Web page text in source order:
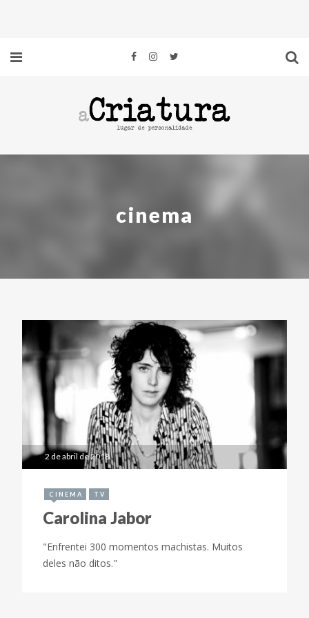
cinema
2 de abril de 2018
CINEMA TV
Carolina Jabor
"Enfrentei 300 momentos machistas. Muitos
deles não ditos."